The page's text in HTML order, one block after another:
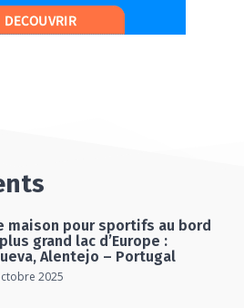
SPORT & NATURE
maison pour sportifs au bord
grand lac d’Europe :
Alentejo – Portugal
2025